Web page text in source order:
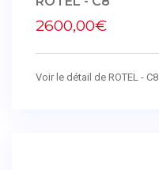
2600,00€
Voir le détail de ROTEL - C8